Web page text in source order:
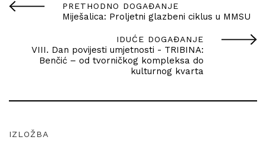
PRETHODNO DOGAĐANJE
Miješalica: Proljetni glazbeni ciklus u MMSU
IDUĆE DOGAĐANJE
VIII. Dan povijesti umjetnosti - TRIBINA:
Benčić – od tvorničkog kompleksa do
kulturnog kvarta
IZLOŽBA